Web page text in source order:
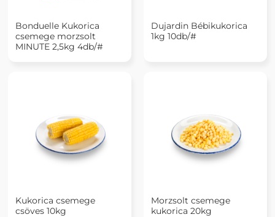
Bonduelle Kukorica
csemege morzsolt
MINUTE 2,5kg 4db/#
Dujardin Bébikukorica
1kg 10db/#
Kukorica csemege
csöves 10kg
Morzsolt csemege
kukorica 20kg